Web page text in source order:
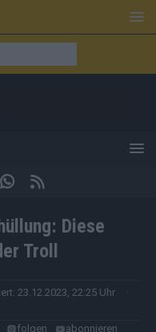
Diese
Troll
23.12.2023, 22:25 Uhr
·
folgen
abonnieren